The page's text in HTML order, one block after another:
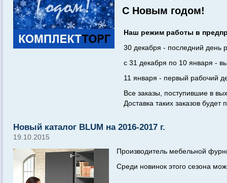
С Новым годом!
Наш режим работы в
30 декабря - последний день
с 31 декабря по 10 января -
11 января - первый рабочий
Все заказы, поступившие в
Доставка таких заказов
Новый каталог BLUM на 2016-2017 г.
19.10.2015
Производитель мебельной
Среди новинок этого сезона